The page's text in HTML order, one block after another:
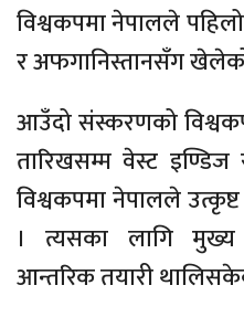
विश्वकपमा नेपालले
र अफगानिस्तानसँग
आउँदो संस्करणको
तारिखसम्म वेस्ट
विश्वकपमा नेपालले
। त्यसका लागि मुख्य
आन्तरिक तयारी